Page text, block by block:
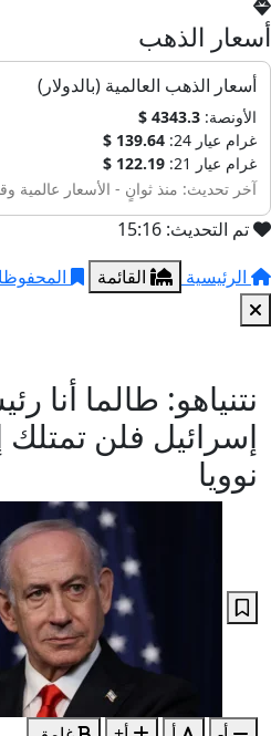
أسعار الذهب
أسعار الذهب العالمية (بالدولار)
الأونصة: 4343.3 $
غرام عيار 24:
139.64 $
غرام عيار 21:
122.19 $
آخر تحديث: منذ ثوانٍ - الأسعار عالمية
تم التحديث: 15:16
الرئيسية
القائمة
نتنياهو: طالما أنا
إسرائيل فلن تمتلك
نوويا